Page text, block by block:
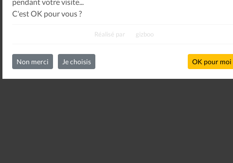
C'est OK pour vous ?
Réalisé par gizboo
Non merci Je choisis OK pour moi